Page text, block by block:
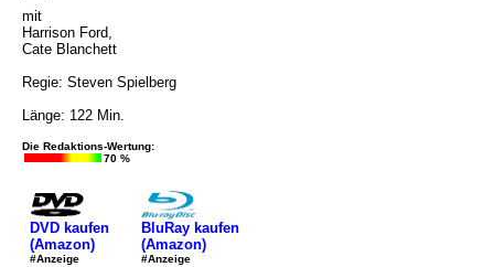
mit
Harrison Ford,
Cate Blanchett
Regie: Steven Spielberg
Länge: 122 Min.
Die Redaktions-Wertung:
70 %
DVD kaufen
(Amazon)
#Anzeige
BluRay kaufen
(Amazon)
#Anzeige